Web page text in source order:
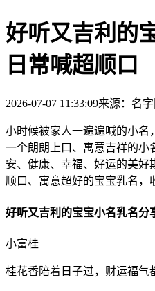
好听又吉利的
日常喊超顺口
2026-07-07 11:33:09来源：名字
小时候被家人一遍遍喊的小名
一个朗朗上口、寓意吉祥的小
安、健康、幸福、好运的美好
顺口、寓意超好的宝宝乳名，
好听又吉利的宝宝小名乳名分
小富桂
桂花香陪着日子过，财运福气